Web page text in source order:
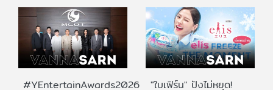
#YEntertainAwards2026
"ใบเฟิร์น" ปังไม่หยุด!